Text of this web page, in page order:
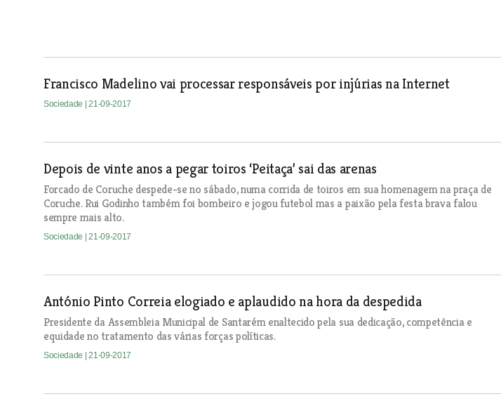
Francisco Madelino vai processar responsáveis por injúrias na Internet
Sociedade | 21-09-2017
Depois de vinte anos a pegar toiros ‘Peitaça’ sai das arenas
Forcado de Coruche despede-se no sábado, numa corrida de toiros em sua homenagem na praça de
Coruche. Rui Godinho também foi bombeiro e jogou futebol mas a paixão pela festa brava falou
sempre mais alto.
Sociedade | 21-09-2017
António Pinto Correia elogiado e aplaudido na hora da despedida
Presidente da Assembleia Municipal de Santarém enaltecido pela sua dedicação, competência e
equidade no tratamento das várias forças políticas.
Sociedade | 21-09-2017